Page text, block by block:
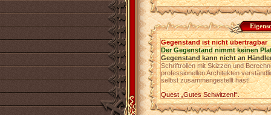
Gegenstand ist nicht übertragbar
Der Gegenstand nimmt keinen
Gegenstand kann nicht an
Schriftrollen mit Skizzen und
professionellen Architekten
selbst zusammengestellt hast!
Quest „Gutes Schwitzen!“.